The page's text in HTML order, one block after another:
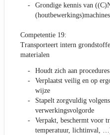
Grondige kennis van
(houtbewerkings)machines
Competentie 19:
Transporteert intern
materialen
Houdt zich aan
Verplaatst veilig en op
wijze
Stapelt zorgvuldig
verwerkingsvolgorde
Verpakt, beschermt voor
temperatuur, lichtinval,